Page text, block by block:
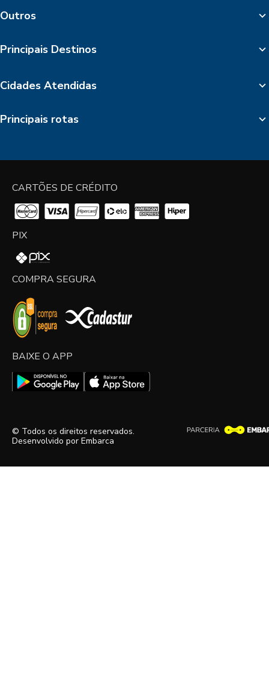
Outros
Principais Destinos
Cidades Atendidas
Principais rotas
CARTÕES DE CRÉDITO
PIX
COMPRA SEGURA
BAIXE O APP
© Todos os direitos reservados.
Desenvolvido por Embarca